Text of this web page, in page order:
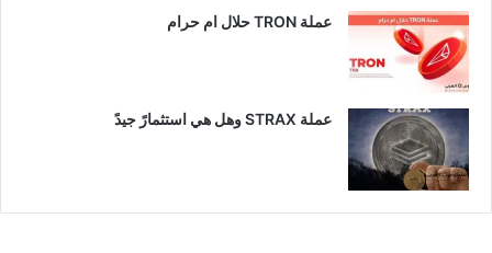
عملة TRON حلال ام حرام​
عملة STRAX وهل هي استثمارً جيدً